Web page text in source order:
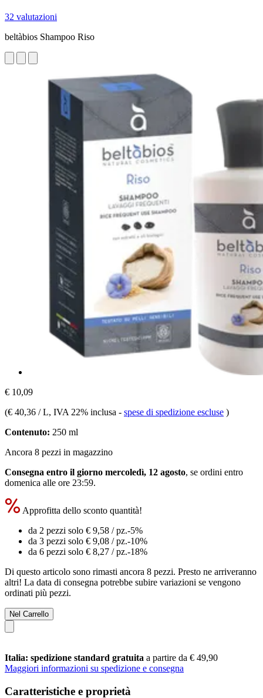
32 valutazioni
beltàbios Shampoo Riso
€ 10,09
(€ 40,36 / L, IVA 22% inclusa - spese di spedizione escluse )
Contenuto: 250 ml
Ancora 8 pezzi in magazzino
Consegna entro il giorno mercoledì, 12 agosto, se ordini entro
domenica alle ore 23:59.
Approfitta dello sconto quantità!
da 2 pezzi solo € 9,58 / pz.-5%
da 3 pezzi solo € 9,08 / pz.-10%
da 6 pezzi solo € 8,27 / pz.-18%
Di questo articolo sono rimasti ancora 8 pezzi. Presto ne arriveranno
altri! La data di consegna potrebbe subire variazioni se vengono
ordinati più pezzi.
Nel Carrello
Italia: spedizione standard gratuita a partire da € 49,90
Maggiori informazioni su spedizione e consegna
Caratteristiche e proprietà